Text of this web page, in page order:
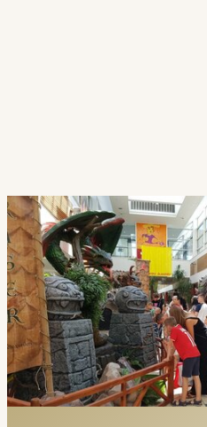
Sæsoner og
i centret
Hvert år byder på nye
stemning og aktivitet i
Gennemlys,
kan I gøre centret
til at komme igen –